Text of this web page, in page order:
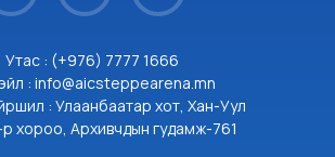
Утас : (+976) 7777 1666
: info@aicsteppearena.mn
: Улаанбаатар хот, Хан-Уул
р хороо, Архивчдын гудамж-761